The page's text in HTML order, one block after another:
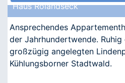
•
Haus Rolandseck
Ansprechendes
der Jahrhundertwende.
großzügig angelegten
Kühlungsborner Stadtwald.